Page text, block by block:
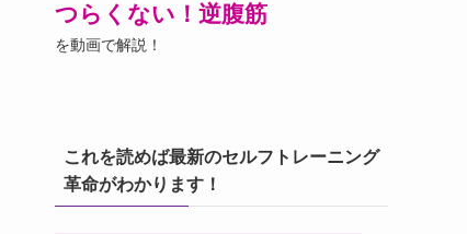
つらくない！逆腹筋
を動画で解説！
これを読めば最新のセルフトレーニング
革命がわかります！